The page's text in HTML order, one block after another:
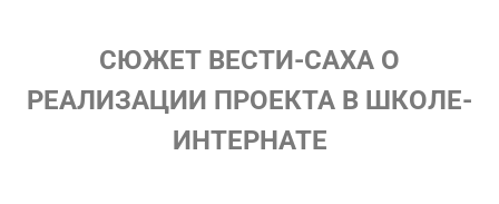
СЮЖЕТ ВЕСТИ-САХА О
РЕАЛИЗАЦИИ ПРОЕКТА В ШКОЛЕ-
ИНТЕРНАТЕ